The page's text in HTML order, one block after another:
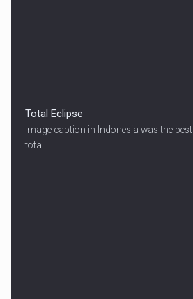
Total Eclipse
Image caption in Indonesia was the
total...